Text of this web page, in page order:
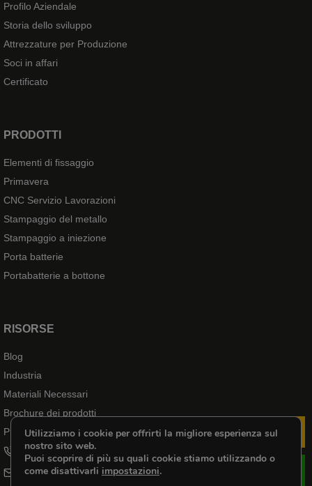
Profilo Aziendale
Storia dello sviluppo
Attrezzature per Produzione
Soci in affari
Certificato
PRODOTTI
Elementi di fissaggio
Primavera
CNC Servizio Lavorazioni
Stampaggio del metallo
Stampaggio a iniezione
Porta batterie
Portabatterie a bottone
RISORSE
Blog
Industria
Materiali Necessari
Brochure dei prodotti
Prodotti Case
+8618102976656
cheri@kenenghardware.com
Utilizziamo i cookie per offrirti la migliore esperienza sul
nostro sito web.
Puoi scoprire di più su quali cookie stiamo utilizzando o
come disattivarli impostazioni.